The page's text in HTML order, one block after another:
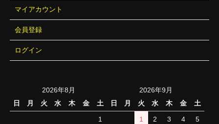
マイアカウント
会員登録
ログイン
2026年8月
日
月 火 水 木 金 土
1
2026年9月
日
月 火 水 木 金 土
1 2 3 4 5